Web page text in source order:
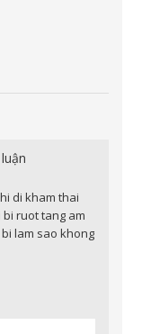
di kham thai
ruot tang am
lam sao khong